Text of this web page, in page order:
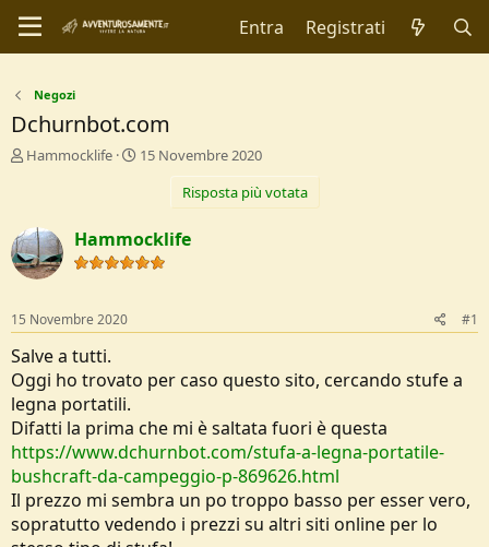
Entra Registrati
Negozi
Dchurnbot.com
C
t
o
r
D
i
s
u
s
s
i
o
n
e
Hammocklife
D
d
i
I
z
15 Novembre 2020
Risposta più votata
Hammocklife
15 Novembre 2020 #1
Salve a tutti.
Oggi ho trovato per caso questo sito, cercando stufe a
legna portatili.
Difatti la prima che mi è saltata fuori è questa
https://www.dchurnbot.com/stufa-a-legna-portatile-
bushcraft-da-campeggio-p-869626.html
Il prezzo mi sembra un po troppo basso per esser vero,
sopratutto vedendo i prezzi su altri siti online per lo